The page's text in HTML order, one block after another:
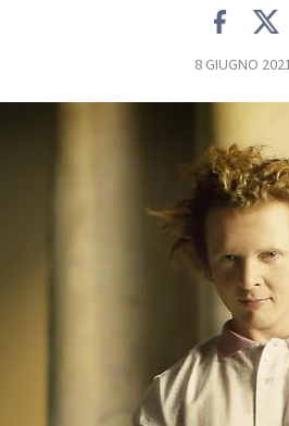
PRINCIPATO
8 GIUGNO